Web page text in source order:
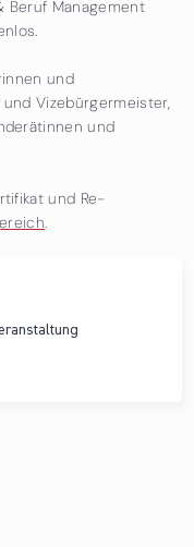
Beruf Management
und
Vizebürgermeister,
und
und Re-
.